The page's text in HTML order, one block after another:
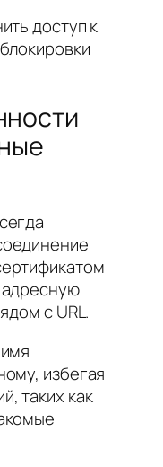
доступ к
с URL.
избегая
таких как